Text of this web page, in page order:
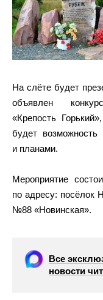
На слёте будет
объявлен
«Крепость
будет возможность
и планами.
Мероприятие
по адресу: посёлок
№88 «Новинская».
Все
новости